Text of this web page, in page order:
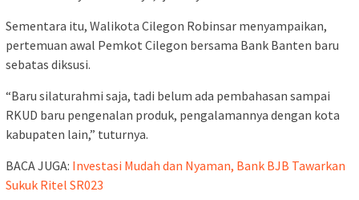
Sementara itu, Walikota Cilegon Robinsar menyampaikan,
pertemuan awal Pemkot Cilegon bersama Bank Banten baru
sebatas diksusi.
“Baru silaturahmi saja, tadi belum ada pembahasan sampai
RKUD baru pengenalan produk, pengalamannya dengan kota
kabupaten lain,” tuturnya.
BACA JUGA: Investasi Mudah dan Nyaman, Bank BJB Tawarkan
Sukuk Ritel SR023